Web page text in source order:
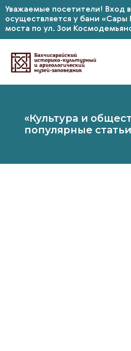
Уважаемые посетители! Вход
осуществляется у бани «Сары
моста по ул. Зои
содержимому
«Культура и
популярные